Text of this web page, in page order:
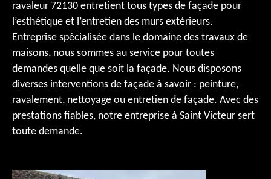
ravaleur 72130 entretient tous types de façade pour
l’esthétique et l’entretien des murs extérieurs.
Entreprise spécialisée dans le domaine des travaux de
maisons, nous sommes au service pour toutes
demandes quelle que soit la façade. Nous disposons
diverses interventions de façade à savoir : peinture,
ravalement, nettoyage ou entretien de façade. Avec des
prestations fiables, notre entreprise à Saint Victeur sert
toute demande.